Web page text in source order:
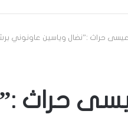
حراث :”نضال وياسين عاونوني
حراث